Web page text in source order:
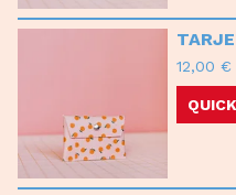
12,00 €